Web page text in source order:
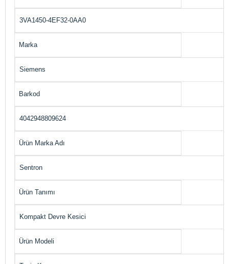
3VA1450-4EF32-0AA0
Marka
Siemens
Barkod
4042948809624
Ürün Marka Adı
Sentron
Ürün Tanımı
Kompakt Devre Kesici
Ürün Modeli